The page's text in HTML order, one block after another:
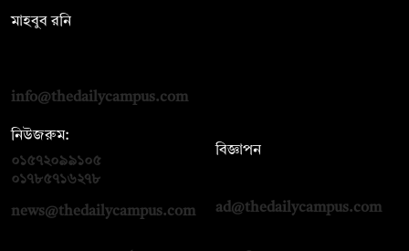
মাহবুব রনি
info@thedailycampus.com
নিউজরুম:
০১৫৭২০৯৯১০৫
০১৭৮৫৭১৬২৭৮
news@thedailycampus.com
বিজ্ঞাপন
ad@thedailycampus.com